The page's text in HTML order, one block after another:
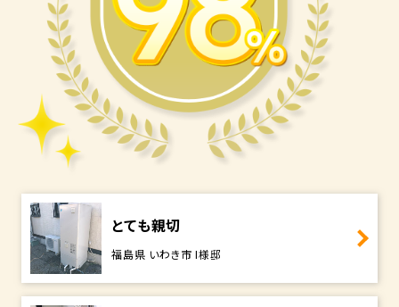
とても親切
福島県 いわき市 I様邸